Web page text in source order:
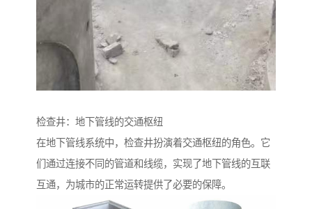
检查井：地下管线的交通枢纽
在地下管线系统中，检查井扮演着交通枢纽的角色。它
们通过连接不同的管道和线缆，实现了地下管线的互联
互通，为城市的正常运转提供了必要的保障。